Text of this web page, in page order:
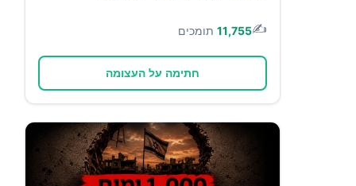
✍️
11,755 תומכים
חתימה על העצומה